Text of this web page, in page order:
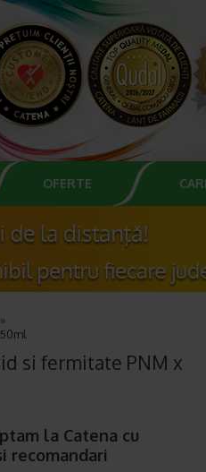
OFERTE
si fermitate PNM x
la Catena cu
recomandari